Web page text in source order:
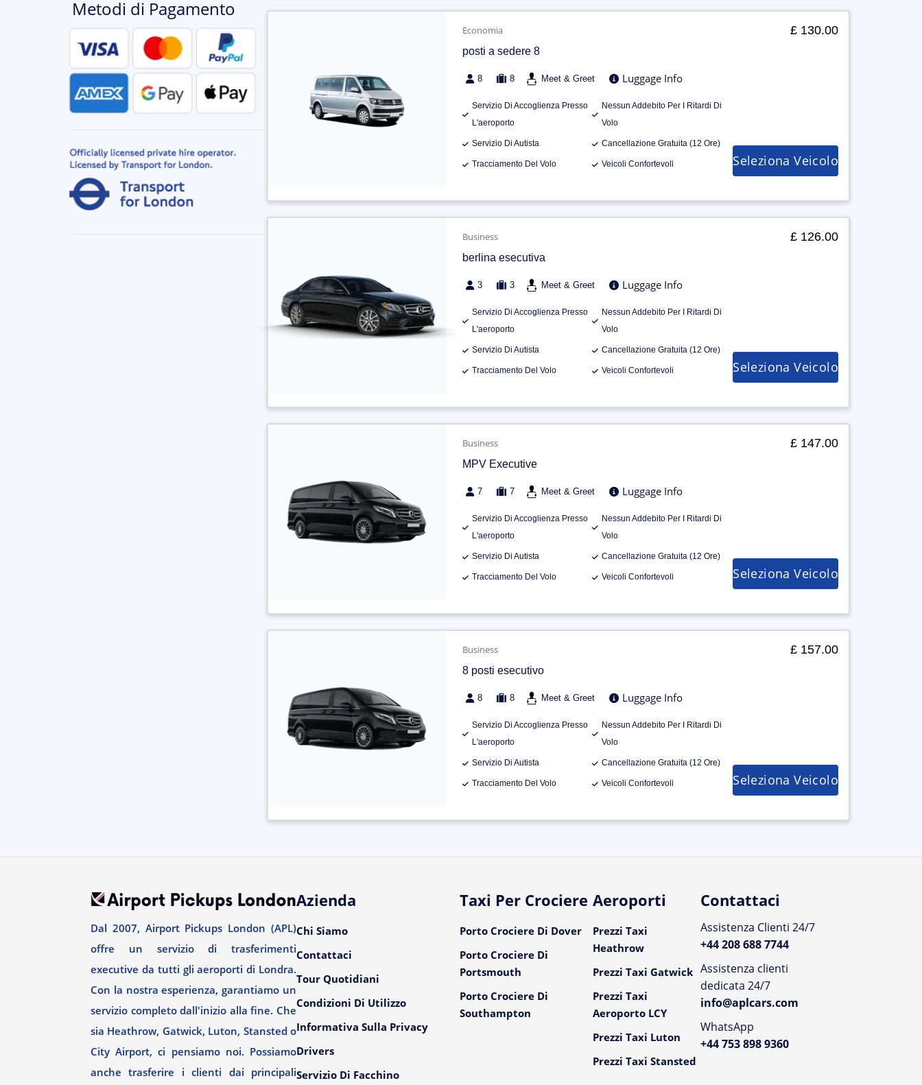
Metodi di Pagamento
Economia
posti a sedere 8
8 8 Meet & Greet Luggage Info
Servizio Di Accoglienza Presso
L'aeroporto
Nessun Addebito Per I Ritardi Di
Volo
Servizio Di Autista Cancellazione Gratuita (12 Ore)
Tracciamento Del Volo Veicoli Confortevoli
£ 130.00
Seleziona Veicolo
Business
berlina esecutiva
3 3 Meet & Greet Luggage Info
Servizio Di Accoglienza Presso
L'aeroporto
Nessun Addebito Per I Ritardi Di
Volo
Servizio Di Autista Cancellazione Gratuita (12 Ore)
Tracciamento Del Volo Veicoli Confortevoli
£ 126.00
Seleziona Veicolo
Business
MPV Executive
7 7 Meet & Greet Luggage Info
Servizio Di Accoglienza Presso
L'aeroporto
Nessun Addebito Per I Ritardi Di
Volo
Servizio Di Autista Cancellazione Gratuita (12 Ore)
Tracciamento Del Volo Veicoli Confortevoli
£ 147.00
Seleziona Veicolo
Business
8 posti esecutivo
8 8 Meet & Greet Luggage Info
Servizio Di Accoglienza Presso
L'aeroporto
Nessun Addebito Per I Ritardi Di
Volo
Servizio Di Autista Cancellazione Gratuita (12 Ore)
Tracciamento Del Volo Veicoli Confortevoli
£ 157.00
Seleziona Veicolo
Dal 2007, Airport Pickups London (APL)
offre un servizio di trasferimenti
executive da tutti gli aeroporti di Londra.
Con la nostra esperienza, garantiamo un
servizio completo dall'inizio alla fine. Che
sia Heathrow, Gatwick, Luton, Stansted o
City Airport, ci pensiamo noi. Possiamo
anche trasferire i clienti dai principali
Azienda
Chi Siamo
Contattaci
Tour Quotidiani
Condizioni Di Utilizzo
Informativa Sulla Privacy
Drivers
Servizio Di Facchino
Taxi Per Crociere
Porto Crociere Di Dover
Porto Crociere Di
Portsmouth
Porto Crociere Di
Southampton
Aeroporti
Prezzi Taxi
Heathrow
Prezzi Taxi Gatwick
Prezzi Taxi
Aeroporto LCY
Prezzi Taxi Luton
Prezzi Taxi Stansted
Contattaci
Assistenza Clienti 24/7
+44 208 688 7744
Assistenza clienti
dedicata 24/7
info@aplcars.com
WhatsApp
+44 753 898 9360